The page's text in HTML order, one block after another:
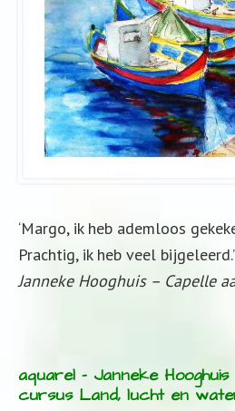
‘Margo, ik heb ademloos
Prachtig, ik heb veel bijgeleerd.’
Janneke Hooghuis – Capelle
aquarel – Janneke Hooghuis
cursus Land, lucht en